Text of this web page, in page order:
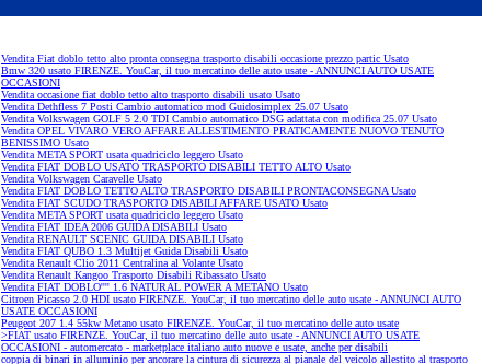
Vendita Fiat doblo tetto alto pronta consegna trasporto disabili occasione prezzo partic Usato
Bmw 320 usato FIRENZE. YouCar, il tuo mercatino delle auto usate - ANNUNCI AUTO USATE
OCCASIONI
Vendita occasione fiat doblo tetto alto trasporto disabili usato Usato
Vendita Dethfless 7 Posti Cambio automatico mod Guidosimplex 25.07 Usato
Vendita Volkswagen GOLF 5 2.0 TDI Cambio automatico DSG adattata con modifica 25.07 Usato
Vendita OPEL VIVARO VERO AFFARE ALLESTIMENTO PRATICAMENTE NUOVO TENUTO
BENISSIMO Usato
Vendita META SPORT usata quadriciclo leggero Usato
Vendita FIAT DOBLO USATO TRASPORTO DISABILI TETTO ALTO Usato
Vendita Volkswagen Caravelle Usato
Vendita FIAT DOBLO TETTO ALTO TRASPORTO DISABILI PRONTACONSEGNA Usato
Vendita FIAT SCUDO TRASPORTO DISABILI AFFARE USATO Usato
Vendita META SPORT usata quadriciclo leggero Usato
Vendita FIAT IDEA 2006 GUIDA DISABILI Usato
Vendita RENAULT SCENIC GUIDA DISABILI Usato
Vendita FIAT QUBO 1.3 Multijet Guida Disabili Usato
Vendita Renault Clio 2011 Centralina al Volante Usato
Vendita Renault Kangoo Trasporto Disabili Ribassato Usato
Vendita FIAT DOBLO'''' 1.6 NATURAL POWER A METANO Usato
Citroen Picasso 2.0 HDI usato FIRENZE. YouCar, il tuo mercatino delle auto usate - ANNUNCI AUTO
USATE OCCASIONI
Peugeot 207 1.4 55kw Metano usato FIRENZE. YouCar, il tuo mercatino delle auto usate
>FIAT usato FIRENZE. YouCar, il tuo mercatino delle auto usate - ANNUNCI AUTO USATE
OCCASIONI - automercato - marketplace italiano auto nuove e usate, anche per disabili
coppia di binari in alluminio per ancorare la cintura di sicurezza al pianale del veicolo allestito al trasporto